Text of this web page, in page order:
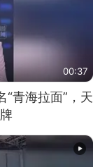
00:37
“青海拉面”，天